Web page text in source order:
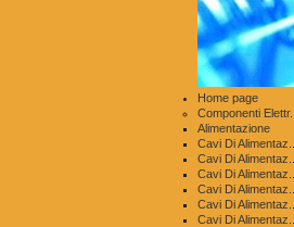
Home page
Componenti Elettr...
Alimentazione
Cavi Di Alimentaz...
Cavi Di Alimentaz...
Cavi Di Alimentaz...
Cavi Di Alimentaz...
Cavi Di Alimentaz...
Cavi Di Alimentaz...